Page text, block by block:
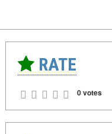
RATE
0 votes